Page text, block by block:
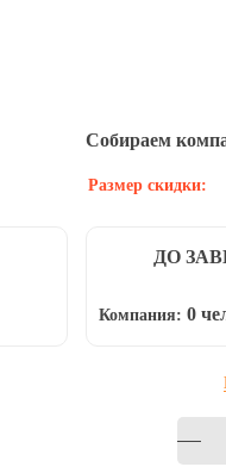
Собираем
Размер скидки:
ДО
Компания: 0